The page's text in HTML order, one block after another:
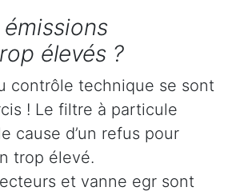
élevés ?
contrôle technique se sont
! Le filtre à particule
cause d’un refus pour
trop élevé.
et vanne egr sont